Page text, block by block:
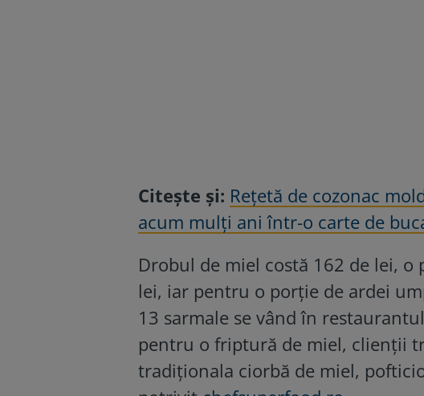
Citește și: Rețetă de cozonac
acum mulți ani într-o carte de
Drobul de miel costă 162 de lei,
lei, iar pentru o porție de ardei
13 sarmale se vând în
pentru o friptură de miel, clienții
tradiționala ciorbă de miel,